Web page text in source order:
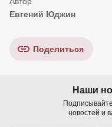
Евгений Юджин
Поделиться
Наши
новостей и